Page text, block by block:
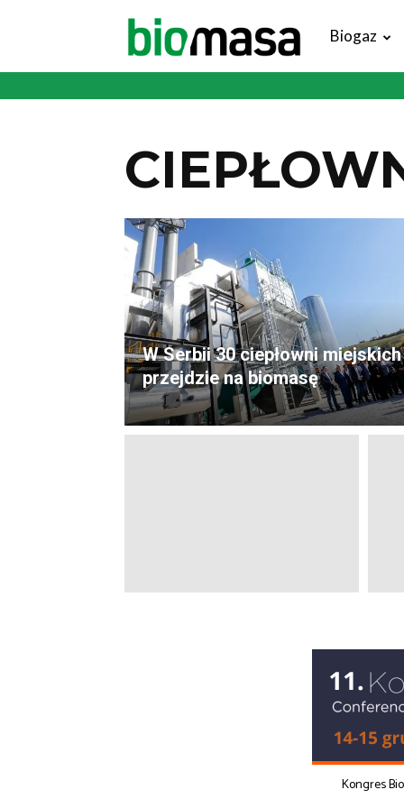
Magazyn
Biogaz
W Serbii 30 ciepłowni miejskich
przejdzie na biomasę
Kongres